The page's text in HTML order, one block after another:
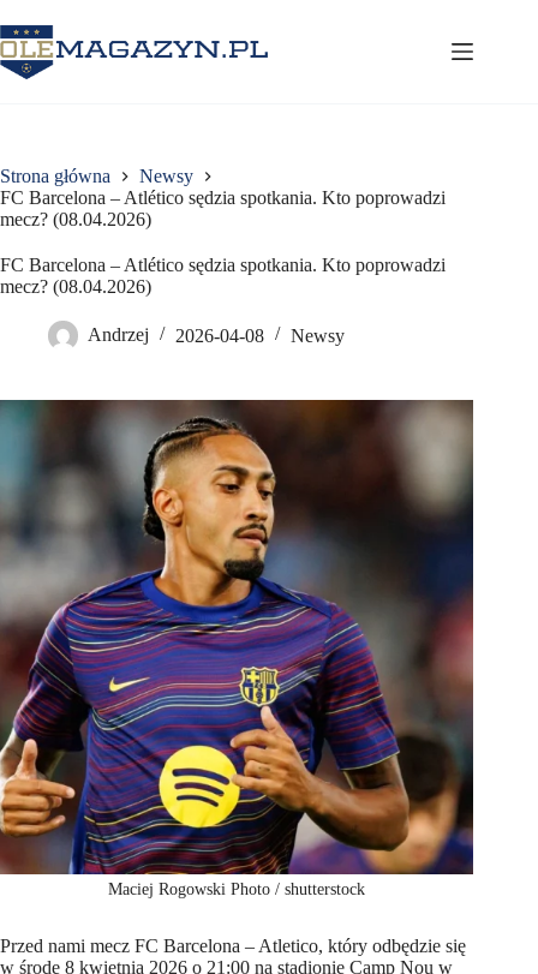
do
treści
Strona główna
Newsy
FC Barcelona – Atlético sędzia spotkania. Kto poprowadzi
mecz? (08.04.2026)
FC Barcelona – Atlético sędzia spotkania. Kto poprowadzi
mecz? (08.04.2026)
Andrzej 2026-04-08 Newsy
Maciej Rogowski Photo / shutterstock
Przed nami mecz FC Barcelona – Atletico, który odbędzie się
w środę 8 kwietnia 2026 o 21:00 na stadionie Camp Nou w